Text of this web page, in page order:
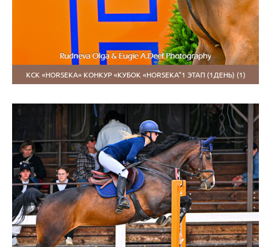
КСК «HORSEKA» КОНКУР «КУБОК «HORSEKA"1 ЭТАП (1ДЕНЬ) (1)